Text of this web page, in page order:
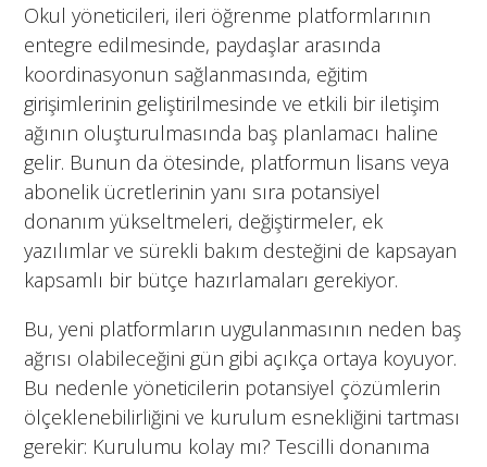
Okul yöneticileri, ileri öğrenme platformlarının
entegre edilmesinde, paydaşlar arasında
koordinasyonun sağlanmasında, eğitim
girişimlerinin geliştirilmesinde ve etkili bir iletişim
ağının oluşturulmasında baş planlamacı haline
gelir. Bunun da ötesinde, platformun lisans veya
abonelik ücretlerinin yanı sıra potansiyel
donanım yükseltmeleri, değiştirmeler, ek
yazılımlar ve sürekli bakım desteğini de kapsayan
kapsamlı bir bütçe hazırlamaları gerekiyor.
Bu, yeni platformların uygulanmasının neden baş
ağrısı olabileceğini gün gibi açıkça ortaya koyuyor.
Bu nedenle yöneticilerin potansiyel çözümlerin
ölçeklenebilirliğini ve kurulum esnekliğini tartması
gerekir: Kurulumu kolay mı? Tescilli donanıma